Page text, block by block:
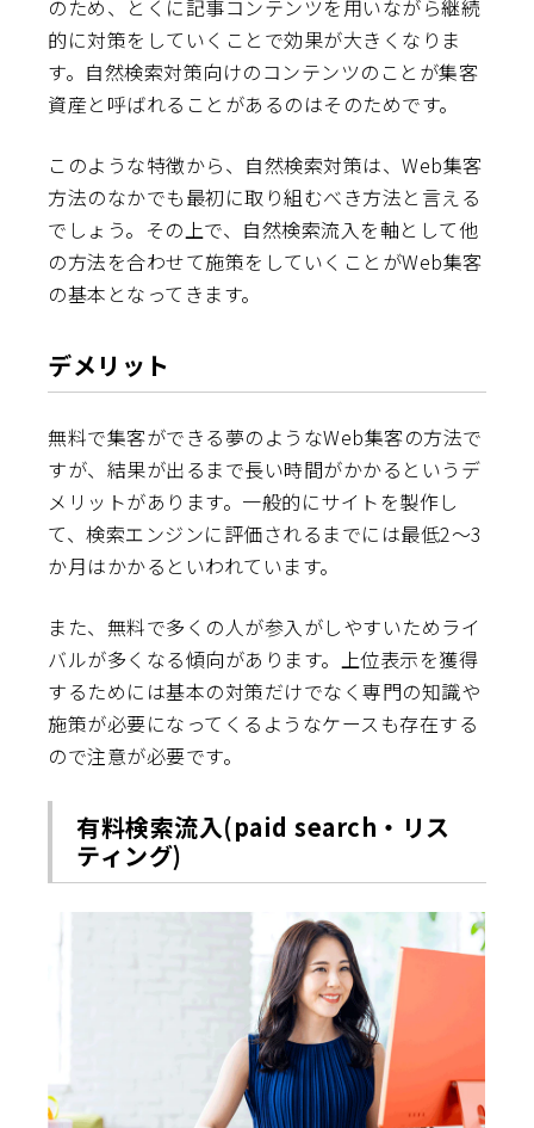
のため、とくに記事コンテンツを用いながら継続
的に対策をしていくことで効果が大きくなりま
す。自然検索対策向けのコンテンツのことが集客
資産と呼ばれることがあるのはそのためです。
このような特徴から、自然検索対策は、Web集客
方法のなかでも最初に取り組むべき方法と言える
でしょう。その上で、自然検索流入を軸として他
の方法を合わせて施策をしていくことがWeb集客
の基本となってきます。
デメリット
無料で集客ができる夢のようなWeb集客の方法で
すが、結果が出るまで長い時間がかかるというデ
メリットがあります。一般的にサイトを製作し
て、検索エンジンに評価されるまでには最低2～3
か月はかかるといわれています。
また、無料で多くの人が参入がしやすいためライ
バルが多くなる傾向があります。上位表示を獲得
するためには基本の対策だけでなく専門の知識や
施策が必要になってくるようなケースも存在する
ので注意が必要です。
有料検索流入(paid search・リス
ティング)